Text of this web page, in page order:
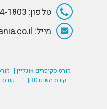
טלפון: 072-334-1803
מייל: Info@Sea-mania.co.il
קורס סקיפרים אונליין |
קורס משיט 30 |
קורס משיט 60